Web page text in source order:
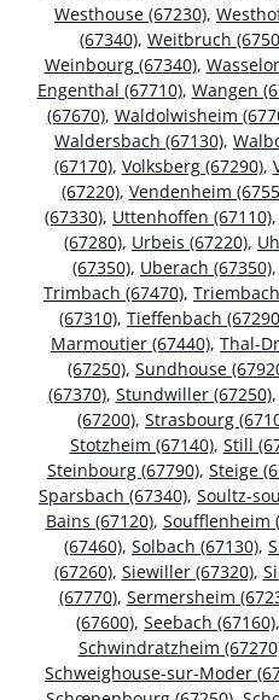
Westhouse (67230),
(67340), Weitbruch
Weinbourg (67340),
Engenthal (67710), Wangen
(67670), Waldolwisheim
Waldersbach (67130),
(67170), Volksberg (67290),
(67220), Vendenheim
(67330), Uttenhoffen (67110),
(67280), Urbeis (67220),
(67350), Uberach (67350),
Trimbach (67470),
(67310), Tieffenbach
Marmoutier (67440), Thal-
(67250), Sundhouse
(67370), Stundwiller (67250),
(67200), Strasbourg
Stotzheim (67140), Still
Steinbourg (67790), Steige
Sparsbach (67340), Soultz-
Bains (67120), Soufflenheim
(67460), Solbach (67130),
(67260), Siewiller (67320),
(67770), Sermersheim
(67600), Seebach (67160),
Schwindratzheim
Schweighouse-sur-Moder